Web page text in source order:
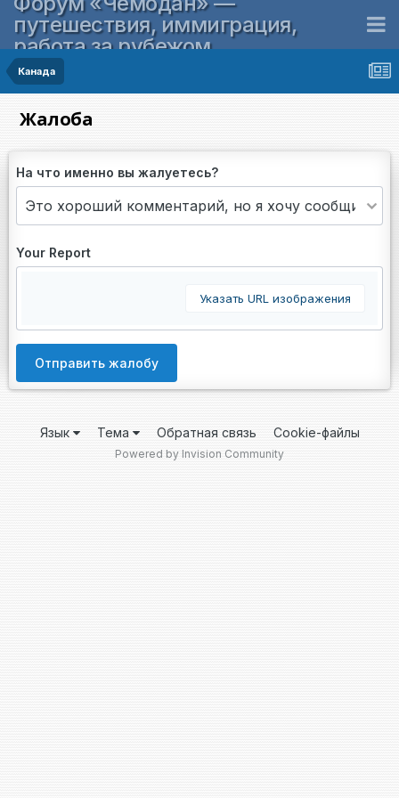
путешествия, иммиграция,
работа за рубежом
Канада
Жалоба
На что именно вы жалуетесь?
Your Report
Указать URL изображения
Отправить жалобу
Язык Тема Обратная связь Cookie-файлы
Powered by Invision Community